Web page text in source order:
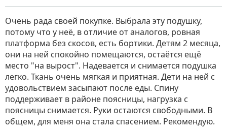
Очень рада своей покупке. Выбрала эту подушку,
потому что у неё, в отличие от аналогов, ровная
платформа без скосов, есть бортики. Детям 2 месяца,
они на ней спокойно помещаются, остаётся ещё
место "на вырост". Надевается и снимается подушка
легко. Ткань очень мягкая и приятная. Дети на ней с
удовольствием засыпают после еды. Спину
поддерживает в районе поясницы, нагрузка с
поясницы снимается. Руки остаются свободными. В
общем, для меня она стала спасением. Рекомендую.